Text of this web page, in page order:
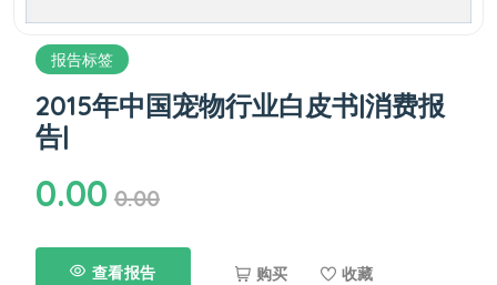
报告标签
2015年中国宠物行业白皮书|消费报
告|
0.00 0.00
查看报告 购买 收藏